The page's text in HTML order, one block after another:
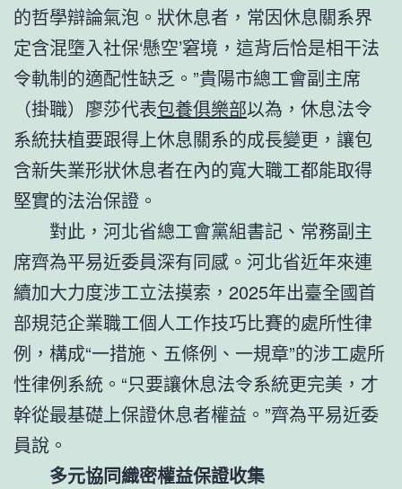
的哲學辯論氣泡。狀休息者，常因休息關系界
定含混墮入社保‘懸空’窘境，這背后恰是相干法
令軌制的適配性缺乏。”貴陽市總工會副主席
（掛職）廖莎代表包養俱樂部以為，休息法令
系統扶植要跟得上休息關系的成長變更，讓包
含新失業形狀休息者在內的寬大職工都能取得
堅實的法治保證。
對此，河北省總工會黨組書記、常務副主
席齊為平易近委員深有同感。河北省近年來連
續加大力度涉工立法摸索，2025年出臺全國首
部規范企業職工個人工作技巧比賽的處所性律
例，構成“一措施、五條例、一規章”的涉工處所
性律例系統。“只要讓休息法令系統更完美，才
幹從最基礎上保證休息者權益。”齊為平易近委
員說。
多元協同織密權益保證收集